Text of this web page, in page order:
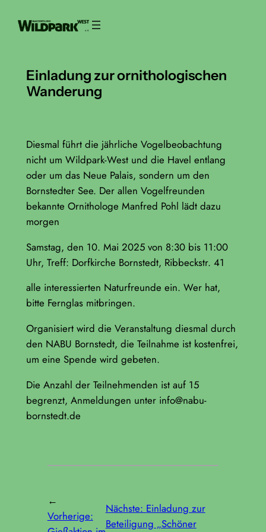
Inhalt
Einladung zur ornithologischen
Wanderung
Diesmal führt die jährliche Vogelbeobachtung
nicht um Wildpark-West und die Havel entlang
oder um das Neue Palais, sondern um den
Bornstedter See. Der allen Vogelfreunden
bekannte Ornithologe Manfred Pohl lädt dazu
morgen
Samstag, den 10. Mai 2025 von 8:30 bis 11:00
Uhr, Treff: Dorfkirche Bornstedt, Ribbeckstr. 41
alle interessierten Naturfreunde ein. Wer hat,
bitte Fernglas mitbringen.
Organisiert wird die Veranstaltung diesmal durch
den NABU Bornstedt, die Teilnahme ist kostenfrei,
um eine Spende wird gebeten.
Die Anzahl der Teilnehmenden ist auf 15
begrenzt, Anmeldungen unter info@nabu-
bornstedt.de
←
Vorherige:
Nächste: Einladung zur
Beteiligung „Schöner